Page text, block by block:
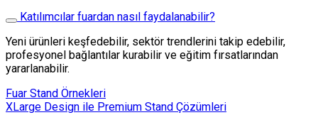
Katılımcılar fuardan nasıl faydalanabilir?
Yeni ürünleri keşfedebilir, sektör trendlerini takip edebilir,
profesyonel bağlantılar kurabilir ve eğitim fırsatlarından
yararlanabilir.
Fuar Stand Örnekleri
XLarge Design ile Premium Stand Çözümleri